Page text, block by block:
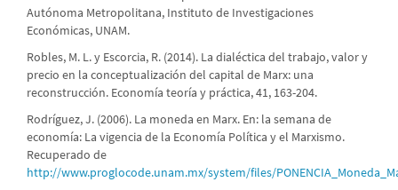
Autónoma Metropolitana, Instituto de Investigaciones
Económicas, UNAM.
Robles, M. L. y Escorcia, R. (2014). La dialéctica del trabajo, valor y
precio en la conceptualización del capital de Marx: una
reconstrucción. Economía teoría y práctica, 41, 163-204.
Rodríguez, J. (2006). La moneda en Marx. En: la semana de
economía: La vigencia de la Economía Política y el Marxismo.
Recuperado de
http://www.proglocode.unam.mx/system/files/